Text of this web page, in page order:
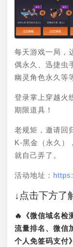
每天游戏一局，
偶永久、迅捷虫
幽灵角色永久等
登录掌上穿越火
期限道具！
老规矩，邀请回
K-黑金（永久）
就自己弄了。
活动地址：
↓点击下方了
🔥《微信域名检
流量排名、微信
个人免签码支付》